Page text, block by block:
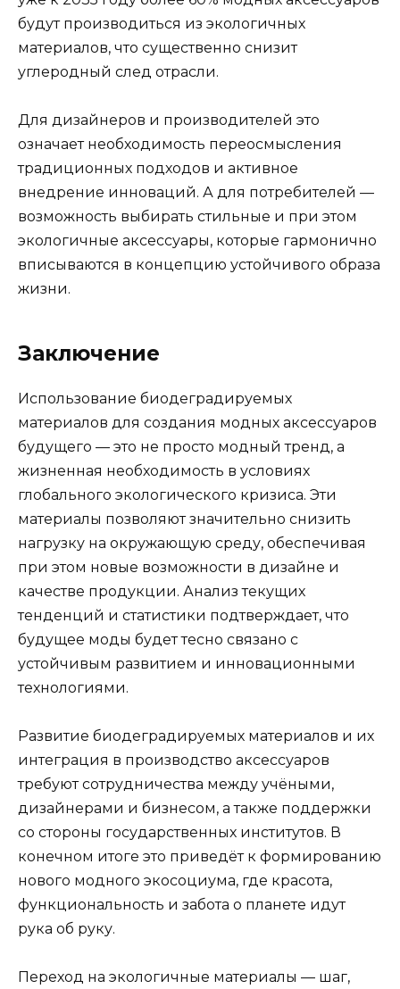
будут производиться из экологичных
материалов, что существенно снизит
углеродный след отрасли.
Для дизайнеров и производителей это
означает необходимость переосмысления
традиционных подходов и активное
внедрение инноваций. А для потребителей —
возможность выбирать стильные и при этом
экологичные аксессуары, которые гармонично
вписываются в концепцию устойчивого образа
жизни.
Заключение
Использование биодеградируемых
материалов для создания модных аксессуаров
будущего — это не просто модный тренд, а
жизненная необходимость в условиях
глобального экологического кризиса. Эти
материалы позволяют значительно снизить
нагрузку на окружающую среду, обеспечивая
при этом новые возможности в дизайне и
качестве продукции. Анализ текущих
тенденций и статистики подтверждает, что
будущее моды будет тесно связано с
устойчивым развитием и инновационными
технологиями.
Развитие биодеградируемых материалов и их
интеграция в производство аксессуаров
требуют сотрудничества между учёными,
дизайнерами и бизнесом, а также поддержки
со стороны государственных институтов. В
конечном итоге это приведёт к формированию
нового модного экосоциума, где красота,
функциональность и забота о планете идут
рука об руку.
Переход на экологичные материалы — шаг,